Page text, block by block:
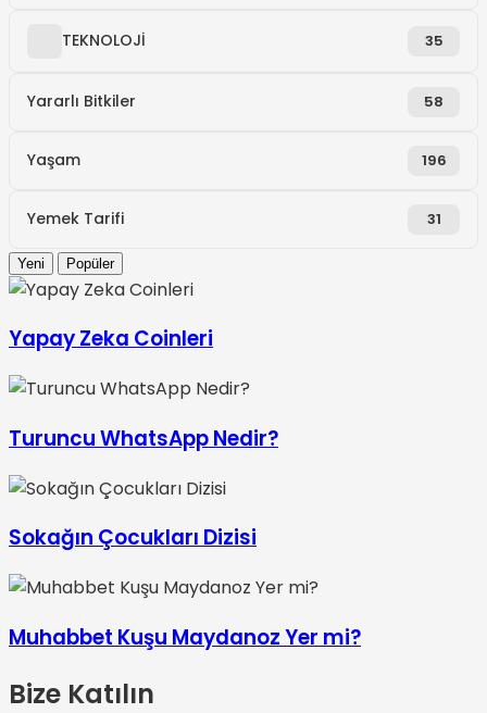
TEKNOLOJİ 35
Yararlı Bitkiler 58
Yaşam 196
Yemek Tarifi 31
Yeni Popüler
Yapay Zeka Coinleri
Turuncu WhatsApp Nedir?
Sokağın Çocukları Dizisi
Muhabbet Kuşu Maydanoz Yer mi?
Bize Katılın